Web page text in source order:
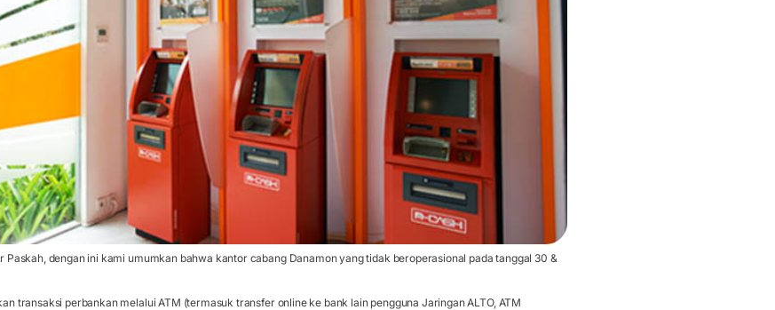
Paskah, dengan ini kami umumkan bahwa kantor cabang Danamon yang tidak beroperasional pada tanggal 30 &
transaksi perbankan melalui ATM (termasuk transfer online ke bank lain pengguna Jaringan ALTO, ATM